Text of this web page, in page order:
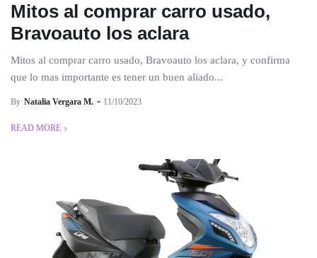
Mitos al comprar carro usado,
Bravoauto los aclara
Mitos al comprar carro usado, Bravoauto los aclara, y confirma
que lo mas importante es tener un buen aliado...
By Natalia Vergara M. 11/10/2023
READ MORE